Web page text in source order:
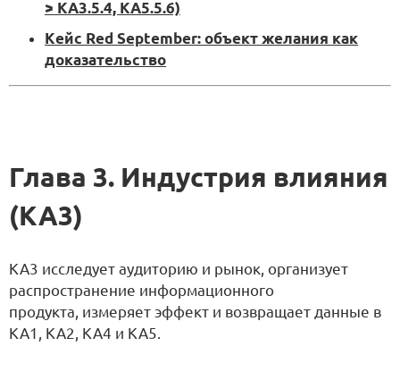
> KA3.5.4, KA5.5.6)
Кейс Red September: объект желания как
доказательство
Глава 3. Индустрия влияния
(KA3)
KA3 исследует аудиторию и рынок, организует
распространение информационного
продукта, измеряет эффект и возвращает данные в
KA1, KA2, KA4 и KA5.